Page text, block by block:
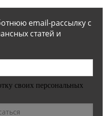
email-рассылку с
статей и
своих персональных